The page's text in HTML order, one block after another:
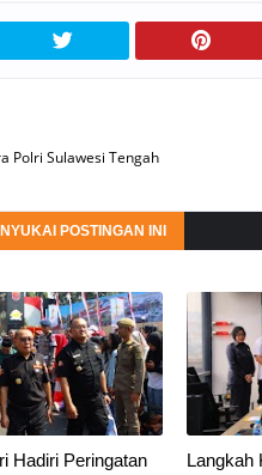
Polri Sulawesi Tengah
POSTINGAN INI
Hadiri Peringatan
Langkah